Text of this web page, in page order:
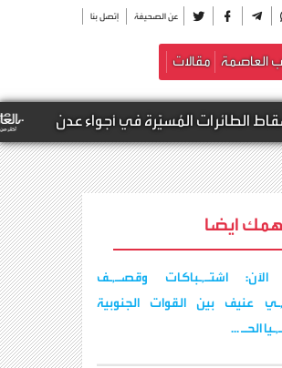
عن الصحيفة إتصل بنا
العاصمة مقالات
في أجواء عدن
ايضا
اشتـ,ـباكات وقصـ,ـف
عنيف بين القوات الجنوبية
الحـ ...